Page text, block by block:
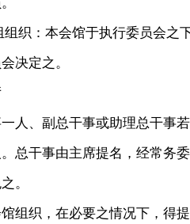
织：本会馆于执行委员会之
决定之。
人、副总干事或助理总干事
总干事由主席提名，经常务
。
组织，在必要之情况下，得